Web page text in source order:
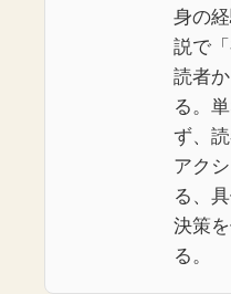
身の
説で
読者
る。
ず、
アク
る、
決策
る。